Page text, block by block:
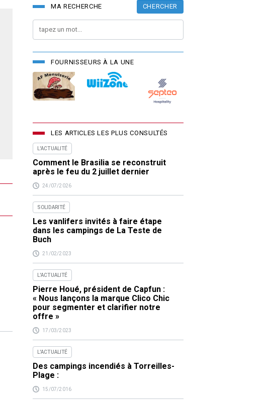
MA RECHERCHE CHERCHER
FOURNISSEURS À LA UNE
LES ARTICLES LES PLUS CONSULTÉS
L'ACTUALITÉ
Comment le Brasilia se reconstruit
après le feu du 2 juillet dernier
24/07/2026
SOLIDARITÉ
Les vanlifers invités à faire étape
dans les campings de La Teste de
Buch
21/02/2023
L'ACTUALITÉ
Pierre Houé, président de Capfun :
« Nous lançons la marque Clico Chic
pour segmenter et clarifier notre
offre »
17/03/2023
L'ACTUALITÉ
Des campings incendiés à Torreilles-
Plage :
15/07/2016